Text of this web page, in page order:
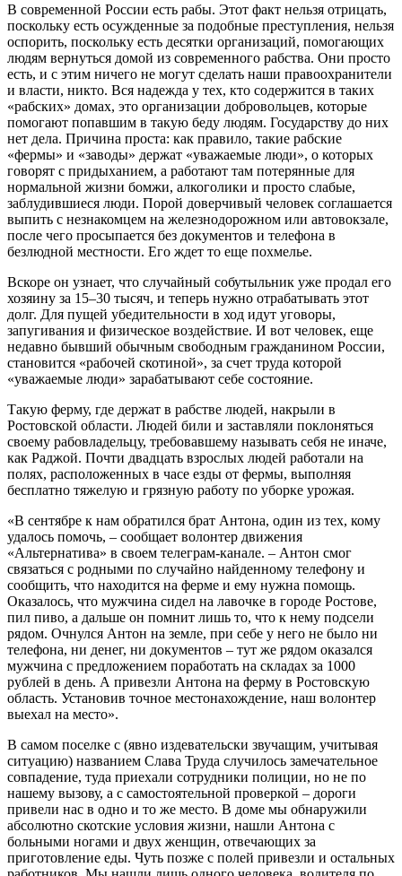
В современной России есть рабы. Этот факт нельзя отрицать,
поскольку есть осужденные за подобные преступления, нельзя
оспорить, поскольку есть десятки организаций, помогающих
людям вернуться домой из современного рабства. Они просто
есть, и с этим ничего не могут сделать наши правоохранители
и власти, никто. Вся надежда у тех, кто содержится в таких
«рабских» домах, это организации добровольцев, которые
помогают попавшим в такую беду людям. Государству до них
нет дела. Причина проста: как правило, такие рабские
«фермы» и «заводы» держат «уважаемые люди», о которых
говорят с придыханием, а работают там потерянные для
нормальной жизни бомжи, алкоголики и просто слабые,
заблудившиеся люди. Порой доверчивый человек соглашается
выпить с незнакомцем на железнодорожном или автовокзале,
после чего просыпается без документов и телефона в
безлюдной местности. Его ждет то еще похмелье.
Вскоре он узнает, что случайный собутыльник уже продал его
хозяину за 15–30 тысяч, и теперь нужно отрабатывать этот
долг. Для пущей убедительности в ход идут уговоры,
запугивания и физическое воздействие. И вот человек, еще
недавно бывший обычным свободным гражданином России,
становится «рабочей скотиной», за счет труда которой
«уважаемые люди» зарабатывают себе состояние.
Такую ферму, где держат в рабстве людей, накрыли в
Ростовской области. Людей били и заставляли поклоняться
своему рабовладельцу, требовавшему называть себя не иначе,
как Раджой. Почти двадцать взрослых людей работали на
полях, расположенных в часе езды от фермы, выполняя
бесплатно тяжелую и грязную работу по уборке урожая.
«В сентябре к нам обратился брат Антона, один из тех, кому
удалось помочь, – сообщает волонтер движения
«Альтернатива» в своем телеграм-канале. – Антон смог
связаться с родными по случайно найденному телефону и
сообщить, что находится на ферме и ему нужна помощь.
Оказалось, что мужчина сидел на лавочке в городе Ростове,
пил пиво, а дальше он помнит лишь то, что к нему подсели
рядом. Очнулся Антон на земле, при себе у него не было ни
телефона, ни денег, ни документов – тут же рядом оказался
мужчина с предложением поработать на складах за 1000
рублей в день. А привезли Антона на ферму в Ростовскую
область. Установив точное местонахождение, наш волонтер
выехал на место».
В самом поселке с (явно издевательски звучащим, учитывая
ситуацию) названием Слава Труда случилось замечательное
совпадение, туда приехали сотрудники полиции, но не по
нашему вызову, а с самостоятельной проверкой – дороги
привели нас в одно и то же место. В доме мы обнаружили
абсолютно скотские условия жизни, нашли Антона с
больными ногами и двух женщин, отвечающих за
приготовление еды. Чуть позже с полей привезли и остальных